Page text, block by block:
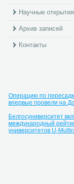
Научные открытия
Архив записей
Контакты
Операцию по
впервые провели на
Белгосуниверситет
международный
университетов U-